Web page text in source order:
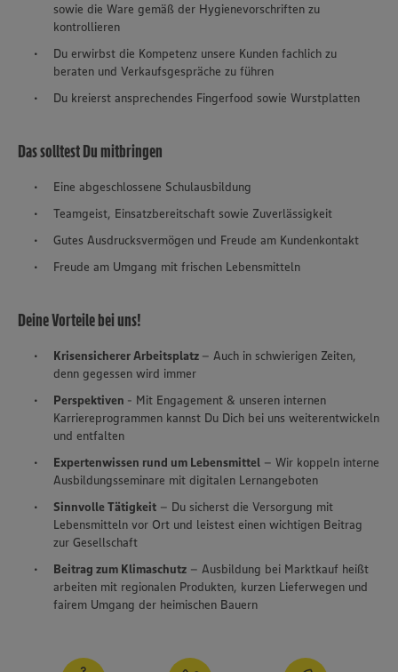
sowie die Ware gemäß der Hygienevorschriften zu
kontrollieren
Du erwirbst die Kompetenz unsere Kunden fachlich zu
beraten und Verkaufsgespräche zu führen
Du kreierst ansprechendes Fingerfood sowie Wurstplatten
Das solltest Du mitbringen
Eine abgeschlossene Schulausbildung
Teamgeist, Einsatzbereitschaft sowie Zuverlässigkeit
Gutes Ausdrucksvermögen und Freude am Kundenkontakt
Freude am Umgang mit frischen Lebensmitteln
Deine Vorteile bei uns!
Krisensicherer Arbeitsplatz – Auch in schwierigen Zeiten,
denn gegessen wird immer
Perspektiven - Mit Engagement & unseren internen
Karriereprogrammen kannst Du Dich bei uns weiterentwickeln
und entfalten
Expertenwissen rund um Lebensmittel – Wir koppeln interne
Ausbildungsseminare mit digitalen Lernangeboten
Sinnvolle Tätigkeit – Du sicherst die Versorgung mit
Lebensmitteln vor Ort und leistest einen wichtigen Beitrag
zur Gesellschaft
Beitrag zum Klimaschutz – Ausbildung bei Marktkauf heißt
arbeiten mit regionalen Produkten, kurzen Lieferwegen und
fairem Umgang der heimischen Bauern